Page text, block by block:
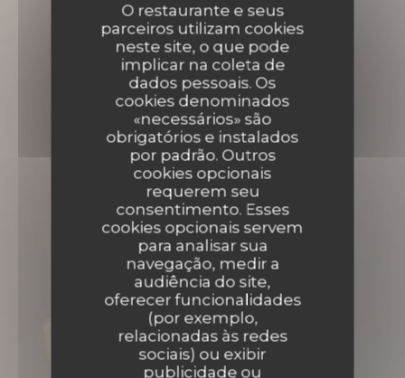
O restaurante e seus
parceiros utilizam cookies
neste site, o que pode
implicar na coleta de
dados pessoais. Os
cookies denominados
«necessários» são
obrigatórios e instalados
por padrão. Outros
cookies opcionais
requerem seu
consentimento. Esses
cookies opcionais servem
para analisar sua
navegação, medir a
audiência do site,
oferecer funcionalidades
(por exemplo,
relacionadas às redes
sociais) ou exibir
publicidade ou
LE BISTROT DE LA